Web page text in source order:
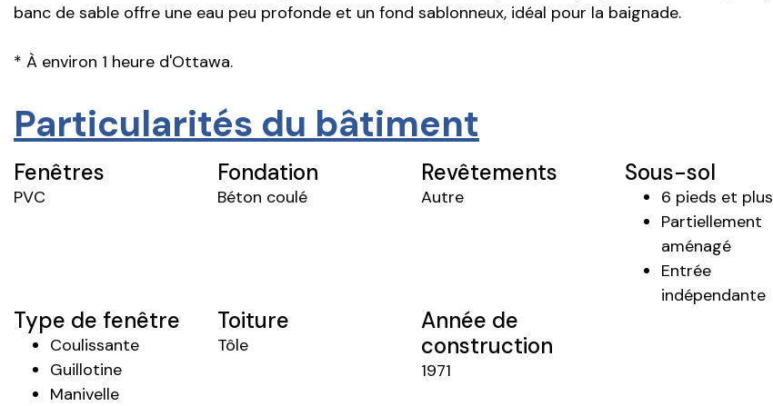
banc de sable offre une eau peu profonde et un fond sablonneux, idéal pour la baignade.
* À environ 1 heure d'Ottawa.
Particularités du bâtiment
Fenêtres
PVC
Fondation
Béton coulé
Revêtements
Autre
Sous-sol
6 pieds et plus
Partiellement
aménagé
Entrée
indépendante
Type de fenêtre
Coulissante
Guillotine
Manivelle
Toiture
Tôle
Année de
construction
1971